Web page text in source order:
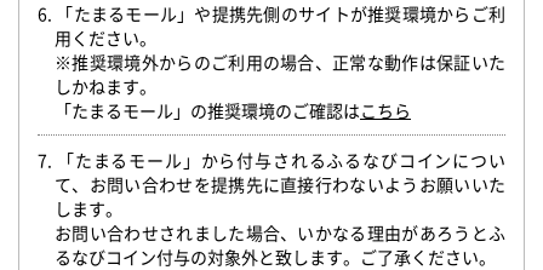
6. 「たまるモール」や提携先側のサイトが推奨環境からご利
用ください。
※推奨環境外からのご利用の場合、正常な動作は保証いた
しかねます。
「たまるモール」の推奨環境のご確認はこちら
7. 「たまるモール」から付与されるふるなびコインについ
て、お問い合わせを提携先に直接行わないようお願いいた
します。
お問い合わせされました場合、いかなる理由があろうとふ
るなびコイン付与の対象外と致します。ご了承ください。